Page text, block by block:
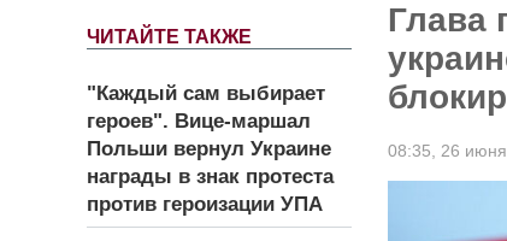
ЧИТАЙТЕ ТАКЖЕ
"Каждый сам выбирает
героев". Вице-маршал
Польши вернул Украине
награды в знак протеста
против героизации УПА
Глава
08:35, 26